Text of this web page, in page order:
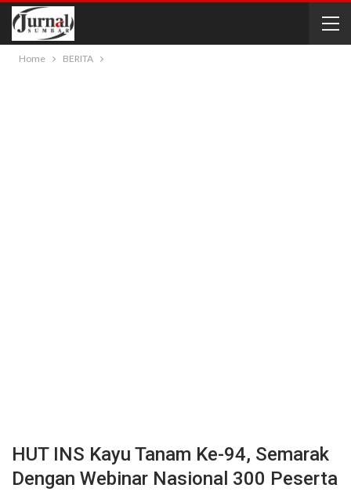
Home BERITA
HUT INS Kayu Tanam Ke-94, Semarak
Dengan Webinar Nasional 300 Peserta